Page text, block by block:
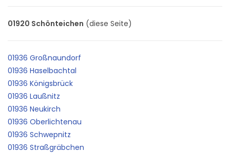
01920 Schönteichen (diese Seite)
01936 Großnaundorf
01936 Haselbachtal
01936 Königsbrück
01936 Laußnitz
01936 Neukirch
01936 Oberlichtenau
01936 Schwepnitz
01936 Straßgräbchen